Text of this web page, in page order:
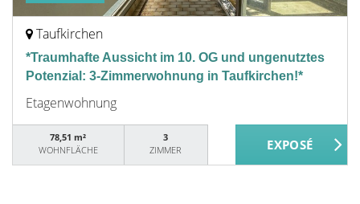
Taufkirchen
*Traumhafte Aussicht im 10. OG und ungenutztes
Potenzial: 3-Zimmerwohnung in Taufkirchen!*
Etagenwohnung
78,51 m²
WOHNFLÄCHE
3
ZIMMER